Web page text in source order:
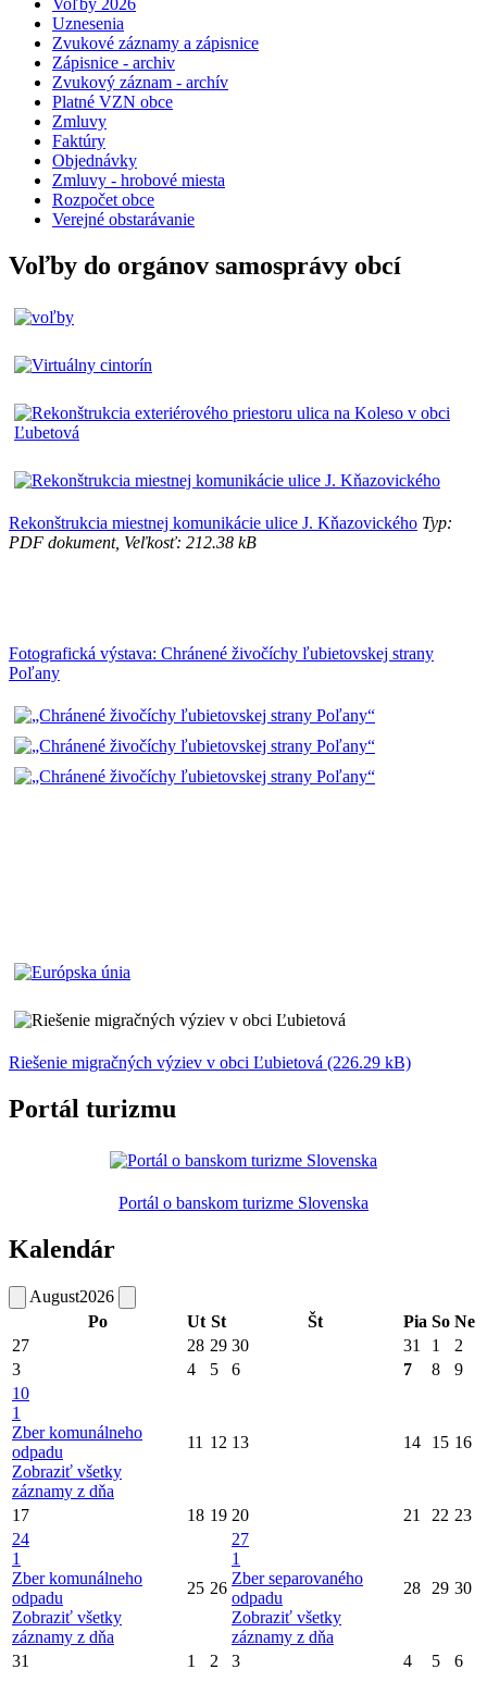
Voľby 2026
Uznesenia
Zvukové záznamy a zápisnice
Zápisnice - archiv
Zvukový záznam - archív
Platné VZN obce
Zmluvy
Faktúry
Objednávky
Zmluvy - hrobové miesta
Rozpočet obce
Verejné obstarávanie
Voľby do orgánov samosprávy obcí
Rekonštrukcia miestnej komunikácie ulice J. Kňazovického Typ:
PDF dokument, Veľkosť: 212.38 kB
Fotografická výstava: Chránené živočíchy ľubietovskej strany
Poľany
Riešenie migračných výziev v obci Ľubietová (226.29 kB)
Portál turizmu
Portál o banskom turizme Slovenska
Kalendár
August2026
Po
Ut St Št Pia So Ne
27
28 29 30 31 1
2
3
4 5 6 7 8
9
10
1
Zber komunálneho
odpadu
Zobraziť všetky
záznamy z dňa
11 12 13 14 15 16
17 18 19 20 21 22 23
24
1
Zber komunálneho
odpadu
Zobraziť všetky
záznamy z dňa
25 26
27
1
Zber separovaného
odpadu
Zobraziť všetky
záznamy z dňa
28 29 30
31 1 2 3 4 5 6